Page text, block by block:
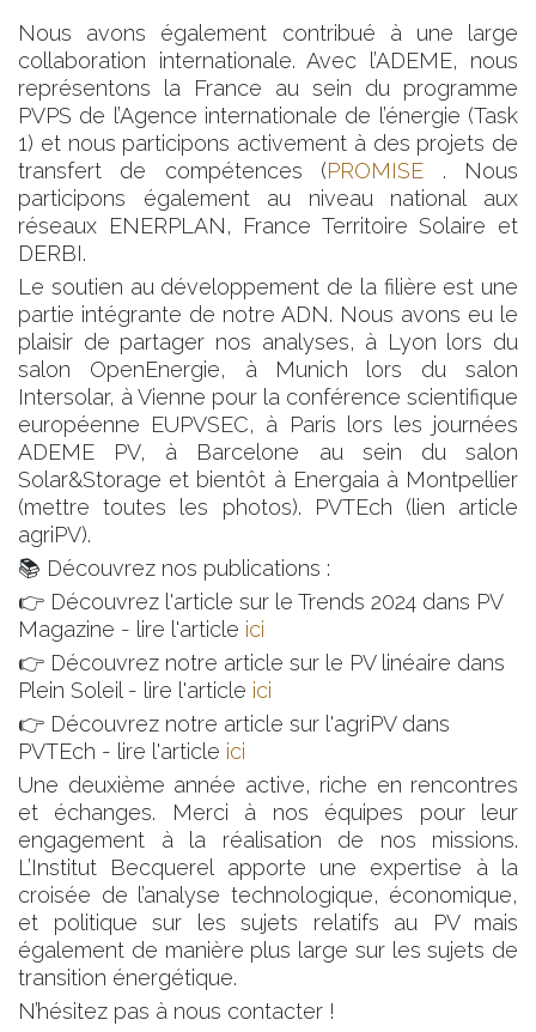
Nous avons également contribué à une large
collaboration internationale. Avec l’ADEME, nous
représentons la France au sein du programme
PVPS de l’Agence internationale de l’énergie (Task
1) et nous participons activement à des projets de
transfert de compétences (PROMISE . Nous
participons également au niveau national aux
réseaux ENERPLAN, France Territoire Solaire et
DERBI.
Le soutien au développement de la filière est une
partie intégrante de notre ADN. Nous avons eu le
plaisir de partager nos analyses, à Lyon lors du
salon OpenEnergie, à Munich lors du salon
Intersolar, à Vienne pour la conférence scientifique
européenne EUPVSEC, à Paris lors les journées
ADEME PV, à Barcelone au sein du salon
Solar&Storage et bientôt à Energaia à Montpellier
(mettre toutes les photos). PVTEch (lien article
agriPV).
📚 Découvrez nos publications :
👉 Découvrez l'article sur le Trends 2024 dans PV
Magazine - lire l'article ici
👉 Découvrez notre article sur le PV linéaire dans
Plein Soleil - lire l'article ici
👉 Découvrez notre article sur l'agriPV dans
PVTEch - lire l'article ici
Une deuxième année active, riche en rencontres
et échanges. Merci à nos équipes pour leur
engagement à la réalisation de nos missions.
L’Institut Becquerel apporte une expertise à la
croisée de l’analyse technologique, économique,
et politique sur les sujets relatifs au PV mais
également de manière plus large sur les sujets de
transition énergétique.
N’hésitez pas à nous contacter !